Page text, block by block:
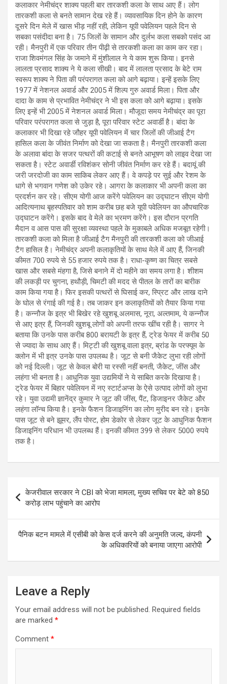
कलाकार नेमीचंद्र शाक्य पहली बार तारकशी कला के साथ आए हैं। लोग
तारकशी कला से बनते सामान देख रहे हैं। व्यावसायिक दिन होने के कारण
दूसरे दिन मेले में खास भीड़ नहीं रही, लेकिन यूपी पवेलियन पहले दिन से
सबका पसंदीदा बना है। 75 जिलों के सामान और दुर्लभ कला सबको पसंद आ
रही। मैनपुरी में एक परिवार तीन पीढ़ी से तारकशी कला का काम कर रहा।
राजा शिवमंगल सिंह के जमाने में मुंशीलाल ने ये काम शुरू किया। इनसे
लालता प्रसाद शाक्य ने ये कला सीखी। बाद में लालता प्रसाद के बेटे राम
स्वरूप शाक्य ने पिता की परंपरागत कला को आगे बढ़ाया। इन्हें इसके लिए
1977 में नेशनल अवार्ड और 2005 में शिल्प गुरु अवार्ड मिला। पिता और
दादा के काम से प्रभावित नेमीचंद्र ने भी इस कला को आगे बढ़ाया। इसके
लिए इन्हें भी 2005 में नेशनल अवार्ड मिला। मौजूदा समय नेमीचंद्र का पूरा
परिवार परंपरागत कला से जुड़ा है, पूरा परिवार स्टेट अवार्डी है। बांदा के
कलाकार भी दिखा रहे जौहर यूपी पवेलियन में चार जिलों की जीआई टैग
हासिल कला के जीवंत निर्माण को देखा जा सकता है। मैनपुरी तारकशी कला
के अलावा बांदा के सजर पत्थरों की कटाई से बनते आभूषण को लाइव देखा जा
सकता है। स्टेट अवार्डी रविशंकर सोनी जीवंत निर्माण कर रहे हैं। बदायूं की
जरी जरदोजी का काम साकिब लेकर आए हैं। वे कपड़े पर सुई और रेशम के
धागे से भगवान गणेश को उकेर रहे। आगरा के कलाकार भी अपनी कला का
प्रदर्शन कर रहे। सीएम योगी आज करेंगे पवेलियन का उद्घाटन सीएम योगी
आदित्यनाथ बृहस्पतिवार को शाम करीब छह बजे यूपी पवेलियन का औपचारिक
उद्घाटन करेंगे। इसके बाद वे मेले का भ्रमण करेंगे। इस दौरान प्रगति
मैदान व आस पास की सुरक्षा व्यवस्था पहले के मुकाबले अधिक मजबूत रहेगी।
तारकशी कला को मिला है जीआई टैग मैनपुरी की तारकशी कला को जीआई
टैग हासिल है। नेमीचंद्र अपनी कलाकृतियों के साथ मेले में आए हैं, जिनकी
कीमत 700 रुपये से 55 हजार रुपये तक है। राधा-कृष्ण का चित्र सबसे
खास और सबसे मंहगा है, जिसे बनाने में दो महीने का समय लगा है। शीशम
की लकड़ी पर चुगना, हथौड़ी, चिमटी की मदद से पीतल के तारों का बारीक
काम किया गया है। फिर इसकी पत्थरों से घिसाई कर, स्प्रिट और लाख दाने
के घोल से रंगाई की गई है। तब जाकर इन कलाकृतियों को तैयार किया गया
है। कन्नौज के इत्र भी बिखेर रहे खुशबू अलमास, नूरा, अल्तमाम, ये कन्नौज
से आए इत्र हैं, जिनकी खुशबू लोगों को अपनी तरफ खींच रही है। सागर ने
बताया कि उनके पास करीब 800 बरायटी के इत्र हैं, ट्रेड फेयर में करीब 50
से ज्यादा के साथ आए हैं। मिट्टी की खुशबू वाला इत्र, ब्रांड के परफ्यूम के
क्लोन में भी इत्र उनके पास उपलब्ध है। जूट से बनी जैकेट लुभा रही लोगों
को नई दिल्ली। जूट से केवल बोरी या रस्सी नहीं बनती, जैकेट, जींस और
लहंगा भी बनता है। आधुनिक युवा उद्यमियों ने ये साबित करके दिखाया है।
ट्रेड फेयर में बिहार पवेलियन में नए स्टार्टअप्स के ऐसे उत्पाद लोगों को लुभा
रहे। युवा उद्यमी ज्ञानेंद्र कुमार ने जूट की जींस, पैंट, डिजाइनर जैकेट और
लहंगा लॉन्च किया है। इनके फैशन डिजाइनिंग का लोग मुरीद बन रहे। इनके
पास जूट से बने झूमर, लैंप पोस्ट, होम डेकोर से लेकर जूट के आधुनिक फैशन
डिजाइनिंग परिधान भी उपलब्ध हैं। इनकी कीमत 399 से लेकर 5000 रुपये
तक है।
Post
navigation
केजरीवाल सरकार ने CBI को भेजा मामला, मुख्य सचिव पर बेटे को 850
करोड़ लाभ पहुंचाने का आरोप
पैनिक बटन मामले में एसीबी को केस दर्ज करने की अनुमति जल्द, कंपनी
के अधिकारियों को बनाया जाएगा आरोपी
Leave a Reply
Your email address will not be published. Required fields
are marked *
Comment *